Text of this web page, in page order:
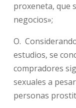
proxeneta, que
negocios»;
O.
estudios, se
compradores
sexuales a
personas